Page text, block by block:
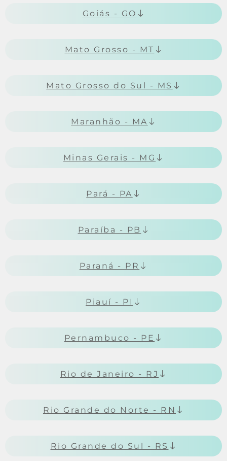
Goiás - GO
Mato Grosso - MT
Mato Grosso do Sul - MS
Maranhão - MA
Minas Gerais - MG
Pará - PA
Paraíba - PB
Paraná - PR
Piauí - PI
Pernambuco - PE
Rio de Janeiro - RJ
Rio Grande do Norte - RN
Rio Grande do Sul - RS